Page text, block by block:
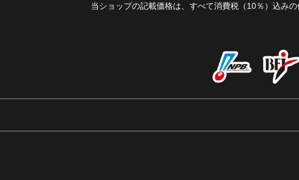
当ショップの記載価格は、すべて消費税（10％）込みの